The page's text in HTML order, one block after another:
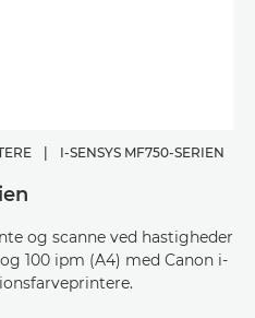
I-SENSYS MF750-SERIEN
og scanne ved hastigheder
100 ipm (A4) med Canon i-